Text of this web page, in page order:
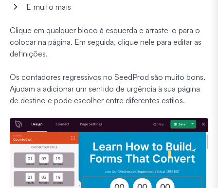
E muito mais
Clique em qualquer bloco à esquerda e arraste-o para o
colocar na página. Em seguida, clique nele para editar as
definições.
Os contadores regressivos no SeedProd são muito bons.
Ajudam a adicionar um sentido de urgência à sua página
de destino e pode escolher entre diferentes estilos.